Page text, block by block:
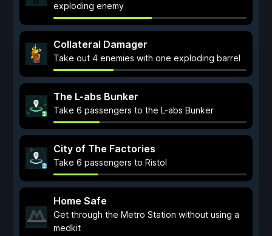
exploding enemy
Collateral Damager
Take out 4 enemies with one exploding barrel
The L-abs Bunker
Take 6 passengers to the L-abs Bunker
City of The Factories
Take 6 passengers to Ristol
Home Safe
Get through the Metro Station without using a
medkit